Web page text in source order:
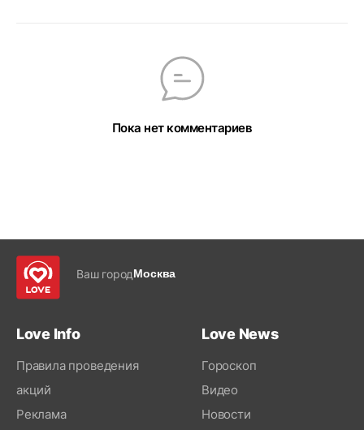
Пока нет комментариев
Ваш городМосква
Love Info
Правила проведения
акций
Реклама
Love News
Гороскоп
Видео
Новости